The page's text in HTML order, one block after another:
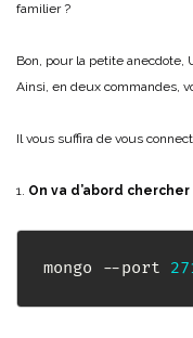
familier ?
Bon, pour la petite anecdote,
Ainsi, en deux commandes,
Il vous suffira de vous
1. On va d’abord
mongo --port